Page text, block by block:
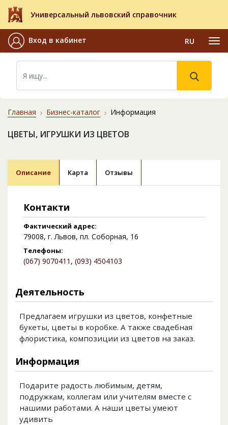
Универсальный львовский справочник
Вход в кабинет RU
Главная Бизнес-каталог Информация
ЦВЕТЫ, ИГРУШКИ ИЗ ЦВЕТОВ
Описание Карта Отзывы
Контакти
Фактический адрес:
79008, г. Львов, пл. Соборная, 16
Телефоны:
(067) 9070411 , (093) 4504103
Деятельность
Предлагаем игрушки из цветов, конфетные
букеты, цветы в коробке. А также свадебная
флористика, композиции из цветов на заказ.
Информация
Подарите радость любимым, детям,
подружкам, коллегам или учителям вместе с
нашими работами. А наши цветы умеют
удивить